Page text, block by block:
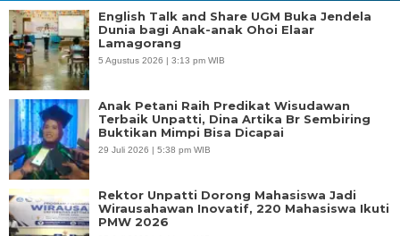
English Talk and Share UGM Buka Jendela
Dunia bagi Anak-anak Ohoi Elaar
Lamagorang
5 Agustus 2026 | 3:13 pm WIB
Anak Petani Raih Predikat Wisudawan
Terbaik Unpatti, Dina Artika Br Sembiring
Buktikan Mimpi Bisa Dicapai
29 Juli 2026 | 5:38 pm WIB
Rektor Unpatti Dorong Mahasiswa Jadi
Wirausahawan Inovatif, 220 Mahasiswa Ikuti
PMW 2026